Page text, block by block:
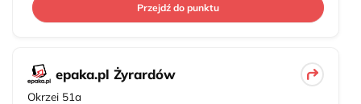
Przejdź do punktu
epaka.pl Żyrardów
Okrzei 51a